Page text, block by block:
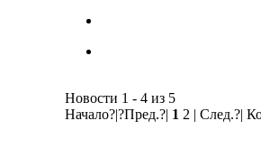
Новости 1 - 4 из 5
Начало?|?Пред.?| 1 2 | След.?|